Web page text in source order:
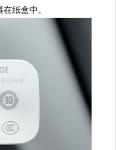
纸盒中。